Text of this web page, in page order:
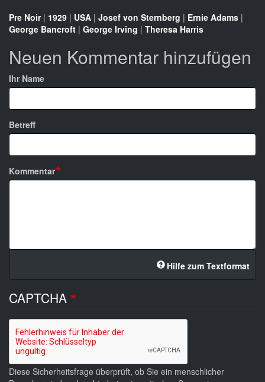
Pre Noir| 1929 | USA | Josef von Sternberg | Ernie Adams |
George Bancroft | George Irving | Theresa Harris
Neuen Kommentar hinzufügen
Ihr Name
Betreff
Kommentar
Hilfe zum Textformat
CAPTCHA
Diese Sicherheitsfrage überprüft, ob Sie ein menschlicher